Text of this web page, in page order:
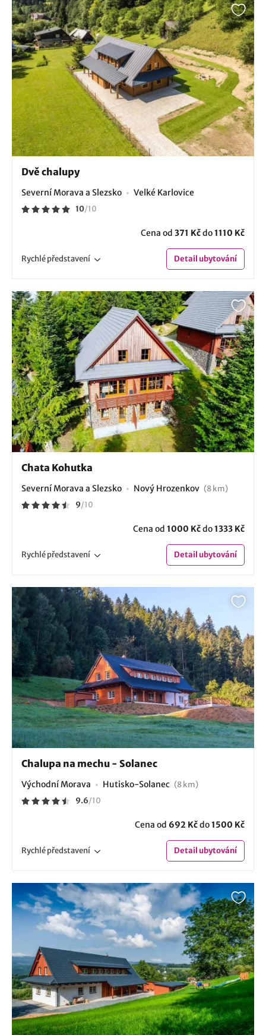
Dvě chalupy
Severní Morava a Slezsko Velké Karlovice
10/10
Cena od 371 Kčdo1110 Kč
Rychlépředstavení Detailubytování
Chata Kohutka
Severní Morava a Slezsko Nový Hrozenkov (8 km)
9/10
Cena od 1000 Kčdo1333 Kč
Rychlépředstavení Detailubytování
Chalupa na mechu - Solanec
Východní Morava Hutisko-Solanec (8 km)
9.6/10
Cena od 692 Kčdo1500 Kč
Rychlépředstavení Detailubytování